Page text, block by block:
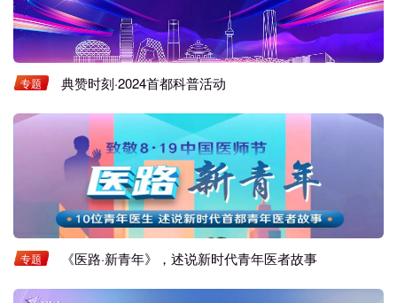
专题 典赞时刻·2024首都科普活动
专题 《医路·新青年》，述说新时代青年医者故事